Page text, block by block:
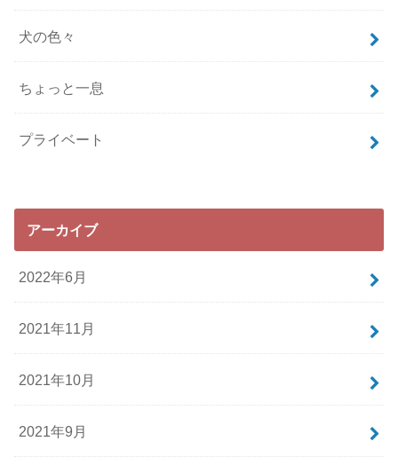
犬の色々
ちょっと一息
プライベート
アーカイブ
2022年6月
2021年11月
2021年10月
2021年9月